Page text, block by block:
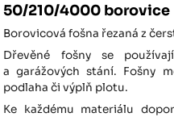
50/210/4000 borovice
Borovicová fošna řezaná z
Dřevěné fošny se
a garážových stání. Fošny
podlaha či výplň plotu.
Ke každému materiálu